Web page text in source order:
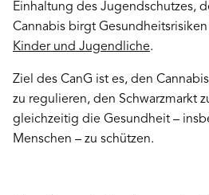
Einhaltung des Jugendschutzes,
Cannabis birgt Gesundheitsrisiken
Kinder und Jugendliche.
Ziel des CanG ist es, den
zu regulieren, den Schwarzmarkt
gleichzeitig die Gesundheit –
Menschen – zu schützen.